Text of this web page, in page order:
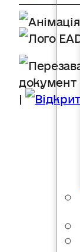
документ
|